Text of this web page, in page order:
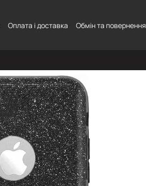
Оплата і доставка Обмін та повернення